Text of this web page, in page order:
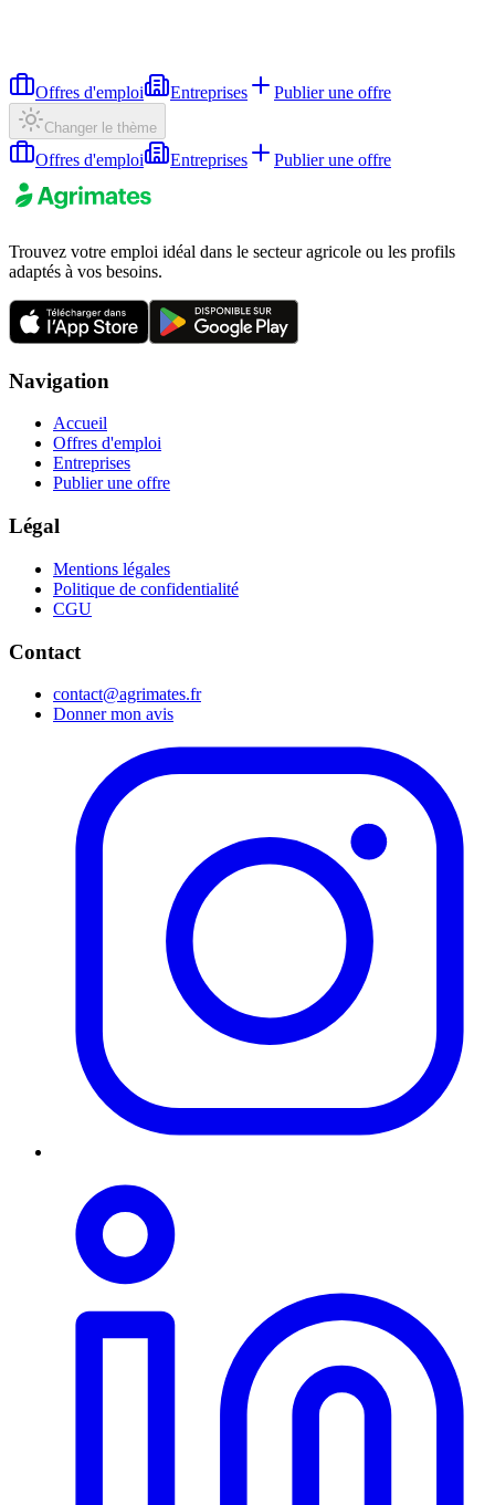
Offres d'emploi Entreprises Publier une offre
Changer le thème
Offres d'emploi Entreprises Publier une offre
Trouvez votre emploi idéal dans le secteur agricole ou les profils
adaptés à vos besoins.
Navigation
Accueil
Offres d'emploi
Entreprises
Publier une offre
Légal
Mentions légales
Politique de confidentialité
CGU
Contact
contact@agrimates.fr
Donner mon avis